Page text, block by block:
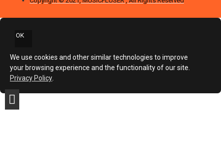
OK
We use cookies and other similar technologies to improve
your browsing experience and the functionality of our site.
Privacy Policy